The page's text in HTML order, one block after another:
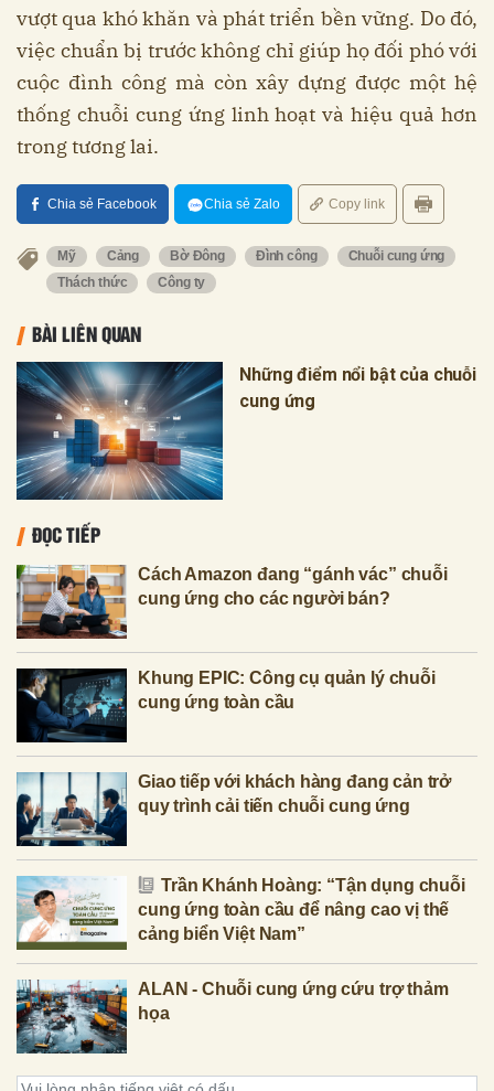
vượt qua khó khăn và phát triển bền vững. Do đó,
việc chuẩn bị trước không chỉ giúp họ đối phó với
cuộc đình công mà còn xây dựng được một hệ
thống chuỗi cung ứng linh hoạt và hiệu quả hơn
trong tương lai.
Chia sẻ Facebook Chia sẻ Zalo Copy link
Mỹ Cảng Bờ Đông Đình công
Chuỗi cung ứng
Thách thức
Công ty
BÀI LIÊN QUAN
Những điểm nổi bật của chuỗi
cung ứng
ĐỌC TIẾP
Cách Amazon đang “gánh vác” chuỗi
cung ứng cho các người bán?
Khung EPIC: Công cụ quản lý chuỗi
cung ứng toàn cầu
Giao tiếp với khách hàng đang cản trở
quy trình cải tiến chuỗi cung ứng
Trần Khánh Hoàng: “Tận dụng chuỗi
cung ứng toàn cầu để nâng cao vị thế
cảng biển Việt Nam”
ALAN - Chuỗi cung ứng cứu trợ thảm
họa